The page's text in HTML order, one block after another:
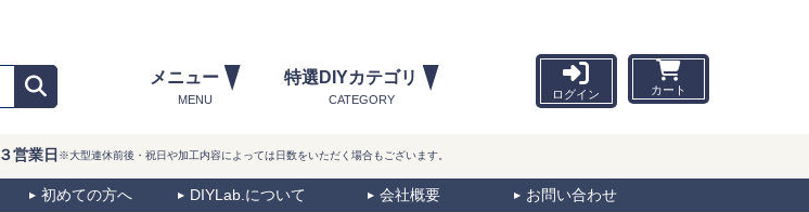
メニュー
MENU
特選DIYカテゴリ
CATEGORY ログイン カート
３営業日 ※大型連休前後・祝日や加工内容によっては日数をいただく場合もございます。
初めての方へ DIYLab.について 会社概要 お問い合わせ